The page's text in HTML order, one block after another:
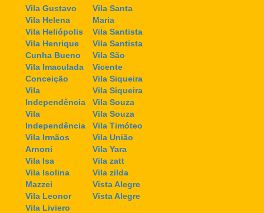
Vila Gustavo
Vila Helena
Vila Heliópolis
Vila Henrique
Cunha Bueno
Vila Imaculada
Conceição
Vila
Independência
Vila
Independência
Vila Irmãos
Arnoni
Vila Isa
Vila Isolina
Mazzei
Vila Leonor
Vila Liviero
Vila Santa
Maria
Vila Santista
Vila Santista
Vila São
Vicente
Vila Siqueira
Vila Siqueira
Vila Souza
Vila Souza
Vila Timóteo
Vila União
Vila Yara
Vila zatt
Vila zilda
Vista Alegre
Vista Alegre